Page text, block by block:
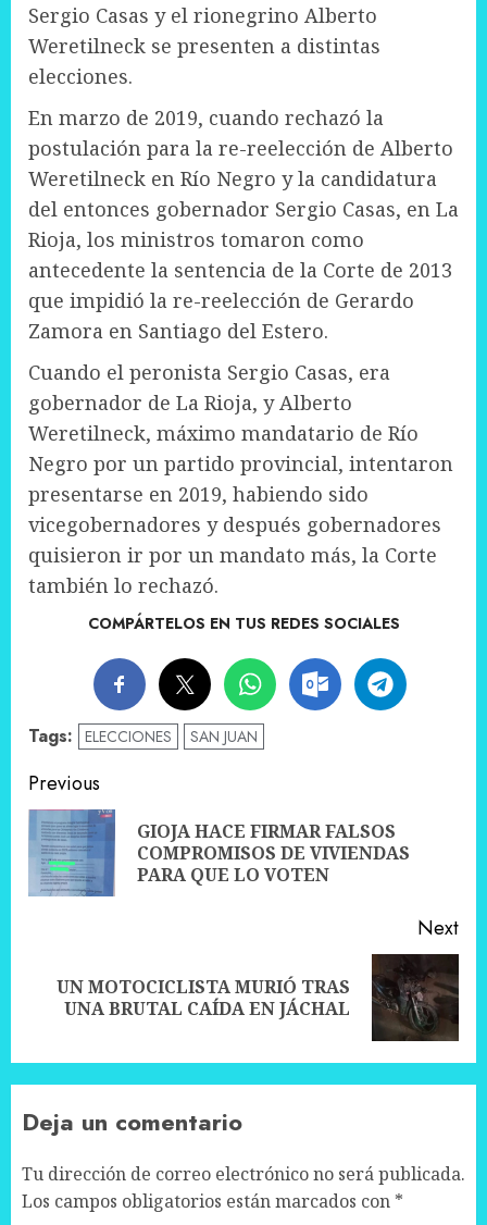
Sergio Casas y el rionegrino Alberto
Weretilneck se presenten a distintas
elecciones.
En marzo de 2019, cuando rechazó la
postulación para la re-reelección de Alberto
Weretilneck en Río Negro y la candidatura
del entonces gobernador Sergio Casas, en La
Rioja, los ministros tomaron como
antecedente la sentencia de la Corte de 2013
que impidió la re-reelección de Gerardo
Zamora en Santiago del Estero.
Cuando el peronista Sergio Casas, era
gobernador de La Rioja, y Alberto
Weretilneck, máximo mandatario de Río
Negro por un partido provincial, intentaron
presentarse en 2019, habiendo sido
vicegobernadores y después gobernadores
quisieron ir por un mandato más, la Corte
también lo rechazó.
COMPÁRTELOS EN TUS REDES SOCIALES
Tags: ELECCIONES SAN JUAN
Post
navigation
Previous
GIOJA HACE FIRMAR FALSOS
COMPROMISOS DE VIVIENDAS
PARA QUE LO VOTEN
Next
Next
post:
UN MOTOCICLISTA MURIÓ TRAS
UNA BRUTAL CAÍDA EN JÁCHAL
Deja un comentario
Tu dirección de correo electrónico no será publicada.
Los campos obligatorios están marcados con *